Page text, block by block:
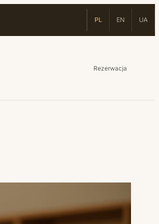
PL EN UA
Rezerwacja